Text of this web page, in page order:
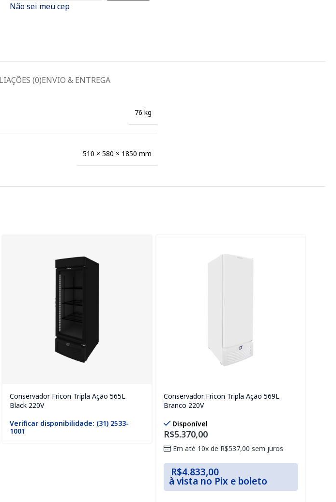
Não sei meu cep
(0)ENVIO & ENTREGA
76 kg
510 × 580 × 1850 mm
Conservador Fricon Tripla Ação 565L
Black 220V
Verificar disponibilidade: (31) 2533-
1001
Conservador Fricon Tripla Ação 569L
Branco 220V
Disponível
R$5.370,00
Em até 10x de R$537,00 sem juros
R$4.833,00
à vista no Pix e boleto